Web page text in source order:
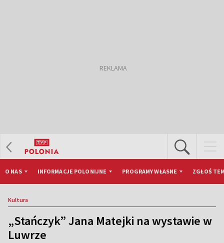
O NAS INFORMACJE POLONIJNE PROGRAMY WŁASNE ZGŁOŚ
Kultura
„Stańczyk” Jana Matejki na wystawie w
Luwrze